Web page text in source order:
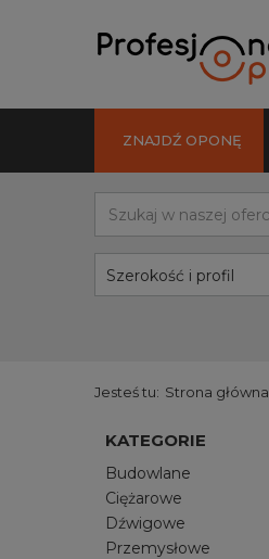
ZNAJDŹ OPONĘ
Szerokość i profil
Jesteś tu: Strona główna
KATEGORIE
Budowlane
Ciężarowe
Dźwigowe
Przemysłowe